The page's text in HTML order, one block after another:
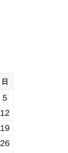
日
5
12
19
26